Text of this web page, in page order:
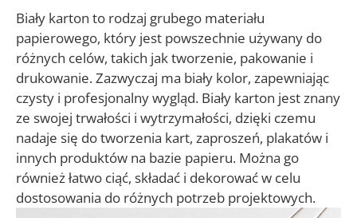
Biały karton to rodzaj grubego materiału
papierowego, który jest powszechnie używany do
różnych celów, takich jak tworzenie, pakowanie i
drukowanie. Zazwyczaj ma biały kolor, zapewniając
czysty i profesjonalny wygląd. Biały karton jest znany
ze swojej trwałości i wytrzymałości, dzięki czemu
nadaje się do tworzenia kart, zaproszeń, plakatów i
innych produktów na bazie papieru. Można go
również łatwo ciąć, składać i dekorować w celu
dostosowania do różnych potrzeb projektowych.